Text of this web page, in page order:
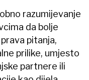
razumijevanje
da bolje
pitanja,
prilike, umjesto
partnere ili